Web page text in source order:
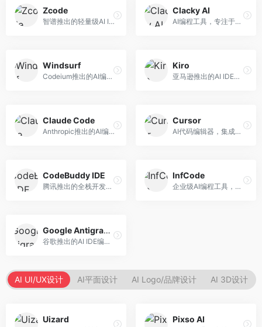
Zcode
智谱推出的轻量级AI IDE，基于GLM模型。面向开发者，提供智能代码补全、代码生成、错误检测等服务，中文编程支持好。
Clacky AI
AI编程工具，专注于代码智能生成与优化。面向开发者，提供代码生成、代码重构、错误修复等服务，编程效率高。
Windsurf
Codeium推出的AI编程工具，专注于代码智能辅助。面向开发者，提供代码补全、代码生成、代码解释等服务，多语言支持完善。
Kiro
亚马逊推出的AI IDE，深度整合AWS云服务。面向AWS开发者，提供代码生成、云服务集成、部署自动化等服务，与AWS生态无缝衔接。
Claude Code
Anthropic推出的AI编程工具，基于Claude模型。面向开发者，提供代码生成、代码审查、调试辅助等服务，代码质量高，推理能力强。
Cursor
AI代码编辑器，集成GPT-4模型，专注于智能编程辅助。面向开发者，提供代码生成、代码解释、错误修复等服务，编程体验流畅，开发效率高。
CodeBuddy IDE
腾讯推出的全栈开发AI IDE，整合腾讯云服务。面向开发者，提供代码生成、调试辅助、部署服务等功能，与腾讯云生态深度整合。
InfCode
企业级AI编程工具，专注于团队协作开发。面向企业开发团队，提供代码生成、代码审查、团队协作等服务，企业级功能完善。
Google Antigravity
谷歌推出的AI IDE编程智能体，整合Google Cloud服务。面向谷歌生态开发者，提供智能编程辅助、云服务集成等功能。
AI UI/UX设计 AI平面设计 AI Logo/品牌设计 AI 3D设计
Uizard Pixso AI